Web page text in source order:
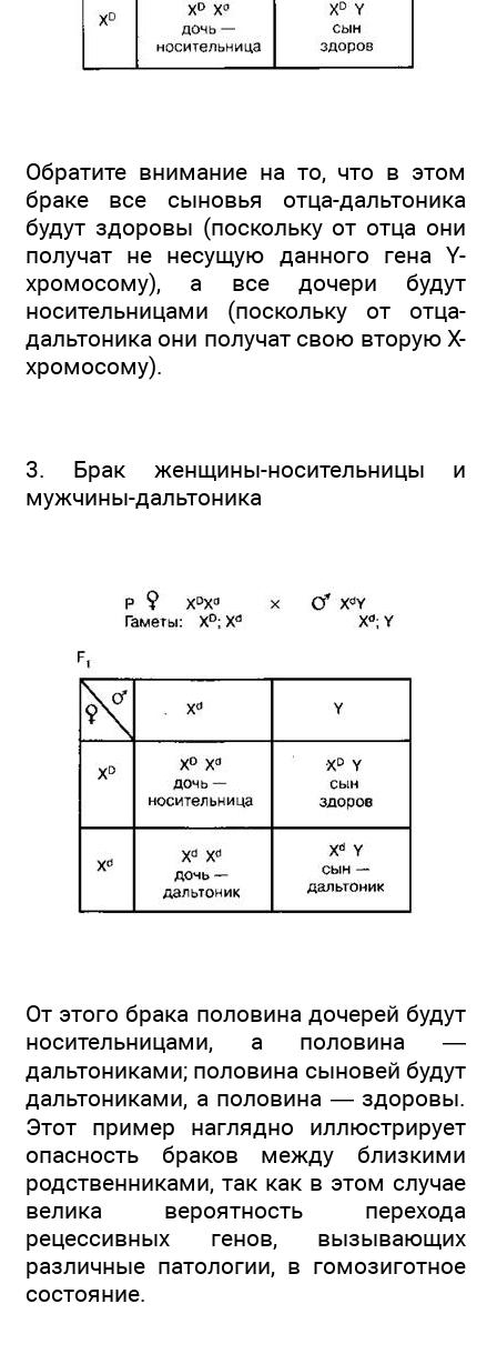
Обратите внимание на то, что в этом
браке все сыновья отца-дальтоника
будут здоровы (поскольку от отца они
получат не несущую данного гена Y-
хромосому), а все дочери будут
носительницами (поскольку от отца-
дальтоника они получат свою вторую Х-
хромосому).
3. Брак женщины-носительницы и
мужчины-дальтоника
От этого брака половина дочерей будут
носительницами, а половина —
дальтониками; половина сыновей будут
дальтониками, а половина — здоровы.
Этот пример наглядно иллюстрирует
опасность браков между близкими
родственниками, так как в этом случае
велика вероятность перехода
рецессивных генов, вызывающих
различные патологии, в гомозиготное
состояние.